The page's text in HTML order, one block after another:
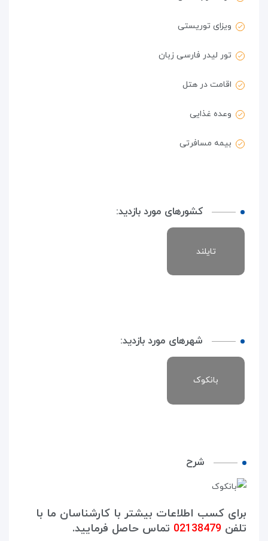
ویزای توریستی
تور لیدر فارسی زبان
اقامت در هتل
وعده غذایی
بیمه مسافرتی
کشورهای مورد بازدید:
تایلند
شهرهای مورد بازدید:
بانکوک
شرح
برای کسب اطلاعات بیشتر با کارشناسان ما با
تلفن 02138479 تماس حاصل فرمایید.